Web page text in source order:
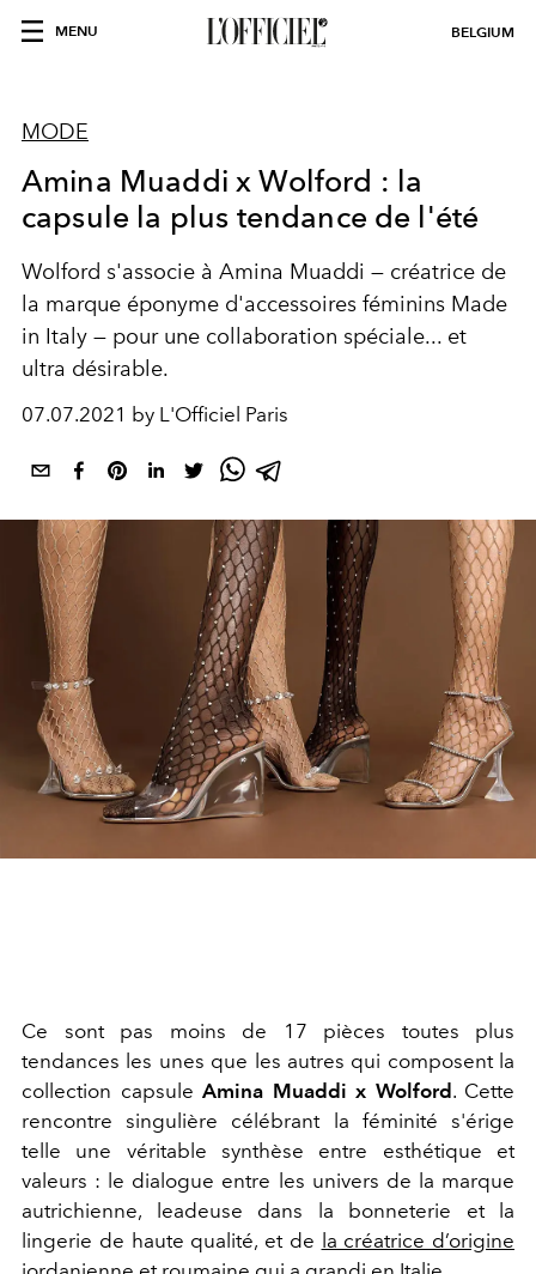
MENU BELGIUM
MODE
Amina Muaddi x Wolford : la
capsule la plus tendance de l'été
Wolford s'associe à Amina Muaddi — créatrice de
la marque éponyme d'accessoires féminins Made
in Italy — pour une collaboration spéciale... et
ultra désirable.
07.07.2021 by L'Officiel Paris
Ce sont pas moins de 17 pièces toutes plus
tendances les unes que les autres qui composent la
collection capsule Amina Muaddi x Wolford . Cette
rencontre singulière célébrant la féminité s'érige
telle une véritable synthèse entre esthétique et
valeurs : le dialogue entre les univers de la marque
autrichienne, leadeuse dans la bonneterie et la
lingerie de haute qualité, et de la créatrice d’origine